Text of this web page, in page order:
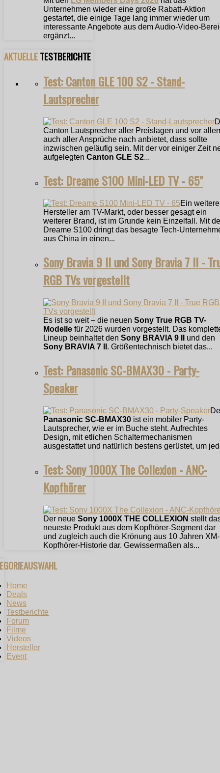
Unternehmen wieder eine große Rabatt-Aktion
gestartet, die einige Tage lang immer wieder um
interessante Angebote aus dem Audio-Video-
ergänzt...
AKTUELLETESTBERICHTE
Test: Canton GLE 100 S2 - Stand-
Lautsprecher
Canton Lautsprecher aller Preislagen und vor
auch aller Ansprüche nach anbietet, dass sollte
inzwischen geläufig sein. Mit der vor einiger Zeit
aufgelegten Canton GLE S2...
Test: Dreame S100 Mini-LED TV - 65"
Ein
Hersteller am TV-Markt, oder besser gesagt ein
weiterer Brand, ist im Grunde kein Einzelfall. Mit
Dreame S100 dringt das besagte Tech-
aus China in einen...
Sony Bravia 9 II und Sony Bravia 7 II -
RGB TVs vorgestellt
Es ist so weit – die neuen Sony True RGB TV-
Modelle für 2026 wurden vorgestellt. Das
Lineup beinhaltet den Sony BRAVIA 9 II
und den
Sony BRAVIA 7 II . Größentechnisch bietet das...
Test: Panasonic SC-BMAX30 - Party-
Speaker
Panasonic SC-BMAX30 ist ein mobiler Party-
Lautsprecher, wie er im Buche steht. Aufrechtes
Design, mit etlichen Schaltermechanismen
ausgestattet und natürlich bestens gerüstet, um
Test: Sony 1000X The Collexion - ANC-
Kopfhörer
Der neue Sony 1000X THE COLLEXION stellt
neueste Produkt aus dem Kopfhörer-Segment dar
und zugleich auch die Krönung aus 10 Jahren XM-
Kopfhörer-Historie dar. Gewissermaßen als...
Home
Deals
News
Testberichte
Forum
Filme
Videos
Hersteller
Event